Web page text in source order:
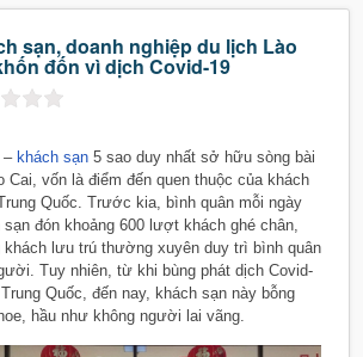
sạn, doanh nghiệp du lịch Lào
đốn vì dịch Covid-19
– khách sạn 5 sao duy nhất sở hữu sòng bài
Cai, vốn là điểm đến quen thuộc của khách
Quốc. Trước kia, bình quân mỗi ngày
sạn đón khoảng 600 lượt khách ghé chân,
khách lưu trú thường xuyên duy trì bình quân
Tuy nhiên, từ khi bùng phát dịch Covid-
Quốc, đến nay, khách sạn này bỗng
hầu như không người lai vãng.